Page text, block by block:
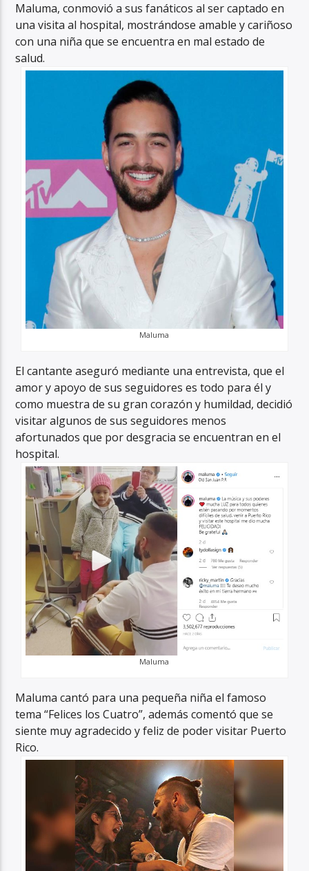
Maluma, conmovió a sus fanáticos al ser captado en
una visita al hospital, mostrándose amable y cariñoso
con una niña que se encuentra en mal estado de
salud.
Maluma
El cantante aseguró mediante una entrevista, que el
amor y apoyo de sus seguidores es todo para él y
como muestra de su gran corazón y humildad, decidió
visitar algunos de sus seguidores menos
afortunados que por desgracia se encuentran en el
hospital.
Maluma
Maluma cantó para una pequeña niña el famoso
tema “Felices los Cuatro”, además comentó que se
siente muy agradecido y feliz de poder visitar Puerto
Rico.